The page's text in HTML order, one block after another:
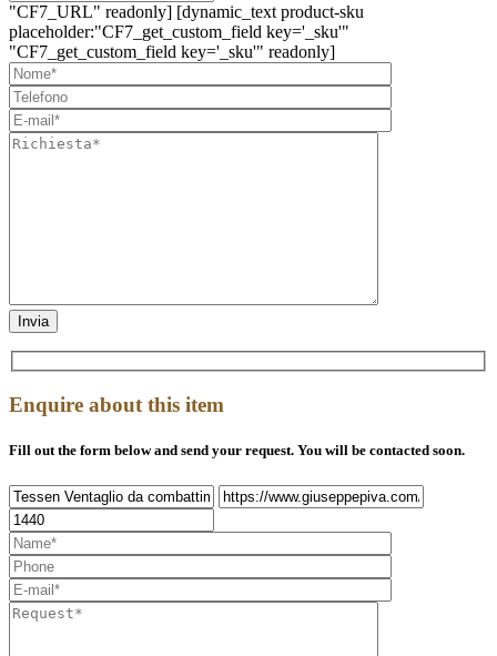
"CF7_URL" readonly] [dynamic_text product-sku
placeholder:"CF7_get_custom_field key='_sku'"
"CF7_get_custom_field key='_sku'" readonly]
Enquire about this item
Fill out the form below and send your request. You will be contacted soon.